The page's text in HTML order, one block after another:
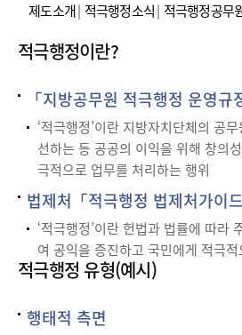
제도소개| 적극행정소식| 적극행정공무
적극행정이란?
「지방공무원 적극행정 운영규
‘적극행정’이란 지방자치단체의 공
선하는 등 공공의 이익을 위해 창의
극적으로 업무를 처리하는 행위
법제처「적극행정 법제처가이드
‘적극행정’이란 헌법과 법률에 따라
여 공익을 증진하고 국민에게 적극
적극행정 유형(예시)
행태적 측면